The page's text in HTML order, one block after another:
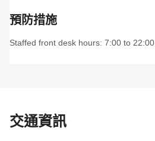
預防措施
Staffed front desk hours: 7:00 to 22:00
交通資訊